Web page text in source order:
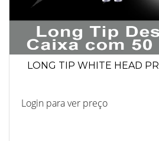
LONG TIP WHITE HEAD
Login para ver preço